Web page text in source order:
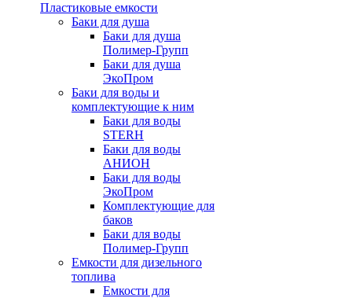
Пластиковые емкости
Баки для душа
Баки для душа
Полимер-Групп
Баки для душа
ЭкоПром
Баки для воды и
комплектующие к ним
Баки для воды
STERH
Баки для воды
АНИОН
Баки для воды
ЭкоПром
Комплектующие для
баков
Баки для воды
Полимер-Групп
Емкости для дизельного
топлива
Емкости для